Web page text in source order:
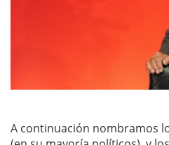
A continuación nombramos